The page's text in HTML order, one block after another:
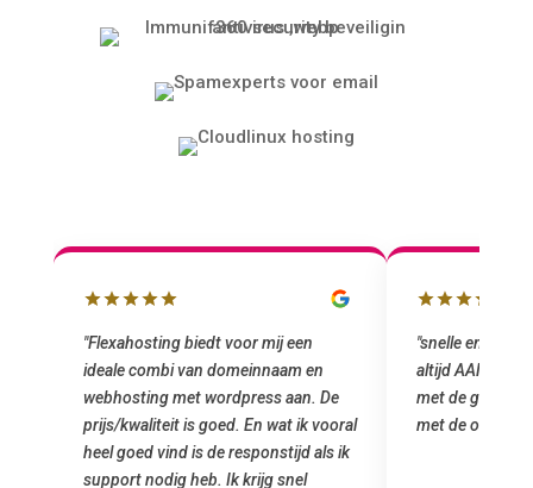
"snelle en vriendelijke service. staat
altijd AAN (: fijne prijzen vergeleken
met de grote jongens en dus nu al blij
met de overstap!"
"Top service. Ik
het installeren
was meteen
gemaakt. Top